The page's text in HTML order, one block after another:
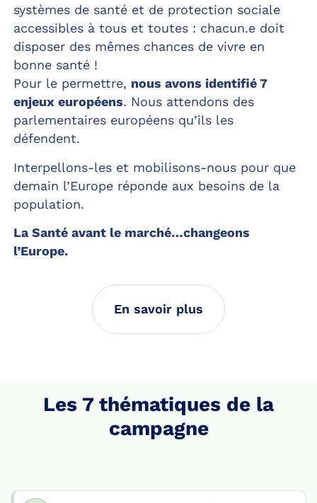
systèmes de santé et de protection sociale
accessibles à tous et toutes : chacun.e doit
disposer des mêmes chances de vivre en
bonne santé !
Pour le permettre, nous avons identifié 7
enjeux européens. Nous attendons des
parlementaires européens qu’ils les
défendent.
Interpellons-les et mobilisons-nous pour que
demain l’Europe réponde aux besoins de la
population.
La Santé avant le marché…changeons
l’Europe.
En savoir plus
Les 7 thématiques de la
campagne